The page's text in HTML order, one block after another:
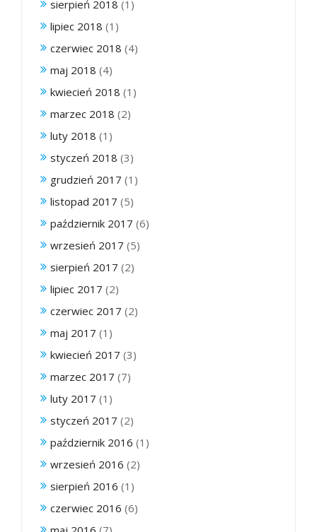
sierpień 2018 (1)
lipiec 2018 (1)
czerwiec 2018 (4)
maj 2018 (4)
kwiecień 2018 (1)
marzec 2018 (2)
luty 2018 (1)
styczeń 2018 (3)
grudzień 2017 (1)
listopad 2017 (5)
październik 2017 (6)
wrzesień 2017 (5)
sierpień 2017 (2)
lipiec 2017 (2)
czerwiec 2017 (2)
maj 2017 (1)
kwiecień 2017 (3)
marzec 2017 (7)
luty 2017 (1)
styczeń 2017 (2)
październik 2016 (1)
wrzesień 2016 (2)
sierpień 2016 (1)
czerwiec 2016 (6)